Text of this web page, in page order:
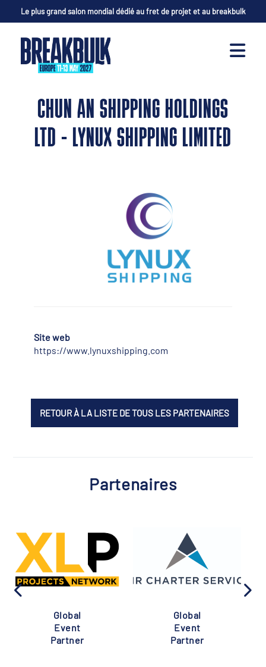
Le plus grand salon mondial dédié au fret de projet et au breakbulk
CHUN AN SHIPPING HOLDINGS
LTD - LYNUX SHIPPING LIMITED
Site web
https://www.lynuxshipping.com
RETOUR À LA LISTE DE TOUS LES PARTENAIRES
Partenaires
Global
Event
Partner
Global
Event
Partner